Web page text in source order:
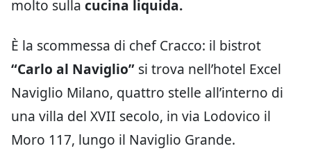
molto sulla cucina liquida.
È la scommessa di chef Cracco: il bistrot
“Carlo al Naviglio” si trova nell’hotel Excel
Naviglio Milano, quattro stelle all’interno di
una villa del XVII secolo, in via Lodovico il
Moro 117, lungo il Naviglio Grande.